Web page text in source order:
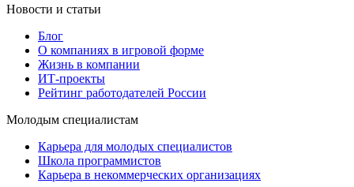
Новости и статьи
Блог
О компаниях в игровой форме
Жизнь в компании
ИТ-проекты
Рейтинг работодателей России
Молодым специалистам
Карьера для молодых специалистов
Школа программистов
Карьера в некоммерческих организациях